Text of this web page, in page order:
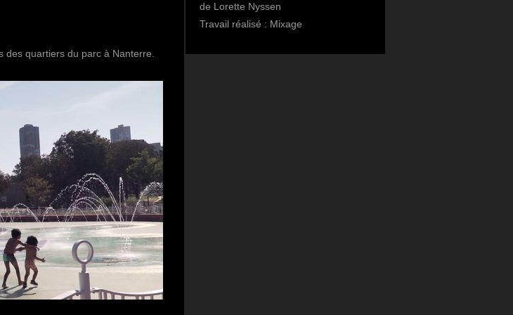
quartiers du parc à Nanterre.
de Lorette Nyssen
Travail réalisé : Mixage